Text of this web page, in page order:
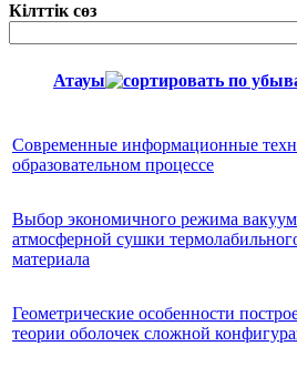
Кілттік сөз
Атауы
Современные информационные
образовательном процессе
Выбор экономичного режима
атмосферной сушки
материала
Геометрические особенности
теории оболочек сложной